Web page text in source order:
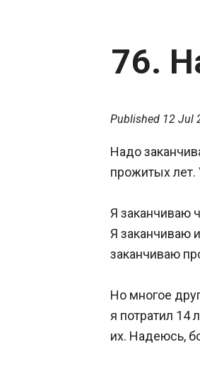
76.
Published 12 Jul
Надо
прожитых лет.
Я заканчиваю
Я заканчиваю
заканчиваю
Но многое
я потратил 14
их. Надеюсь,